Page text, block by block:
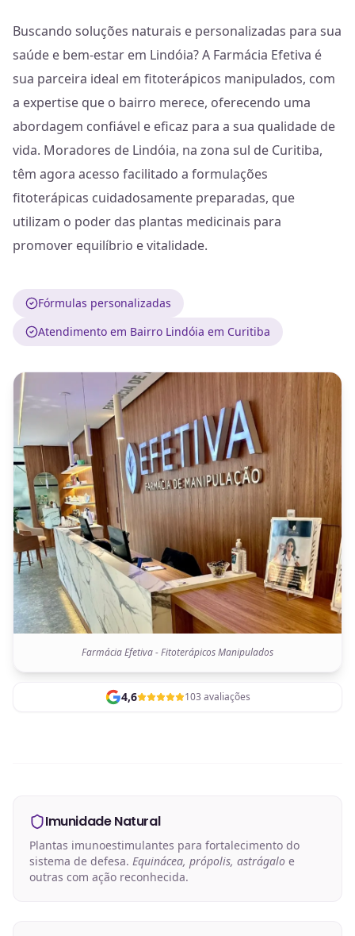
Buscando soluções naturais e personalizadas para sua
saúde e bem-estar em Lindóia? A Farmácia Efetiva é
sua parceira ideal em fitoterápicos manipulados, com
a expertise que o bairro merece, oferecendo uma
abordagem confiável e eficaz para a sua qualidade de
vida. Moradores de Lindóia, na zona sul de Curitiba,
têm agora acesso facilitado a formulações
fitoterápicas cuidadosamente preparadas, que
utilizam o poder das plantas medicinais para
promover equilíbrio e vitalidade.
Fórmulas personalizadas
Atendimento em Bairro Lindóia em Curitiba
Farmácia Efetiva - Fitoterápicos Manipulados
4,6 103 avaliações
Imunidade Natural
Plantas imunoestimulantes para fortalecimento do
sistema de defesa. Equinácea, própolis, astrágalo e
outras com ação reconhecida.